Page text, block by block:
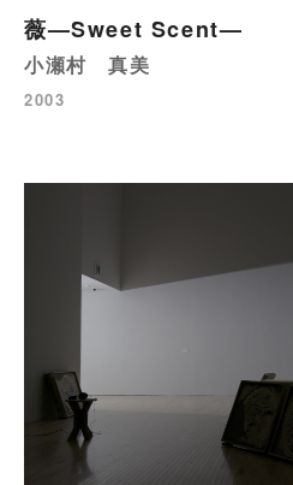
薇—Sweet Scent—
小瀬村 真美
2003